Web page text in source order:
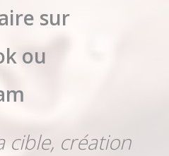
sur
ou
cible, création